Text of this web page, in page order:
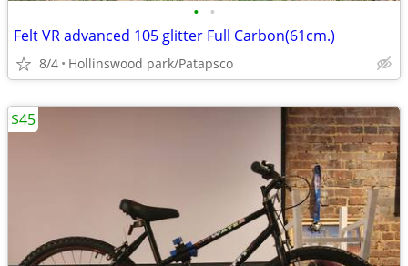
• •
Felt VR advanced 105 glitter Full Carbon(61cm.)
8/4 Hollinswood park/Patapsco
$45